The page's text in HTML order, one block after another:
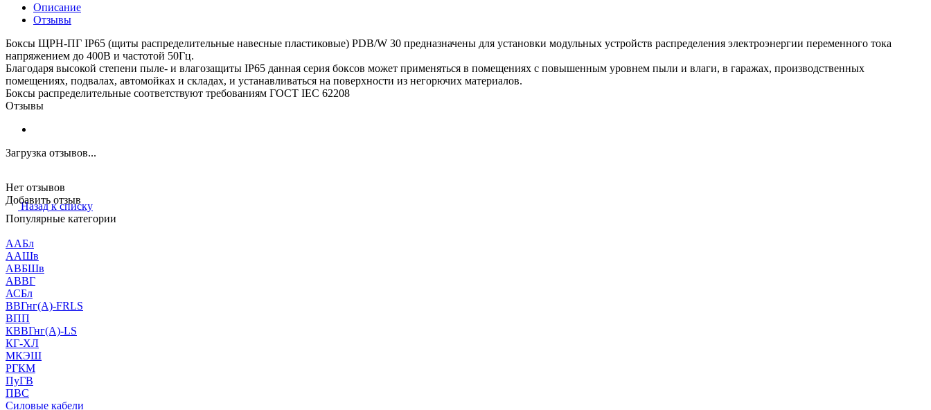
Описание
Отзывы
Боксы ЩРН-ПГ IP65 (щиты распределительные навесные пластиковые) PDB/W 30 предназначены для установки модульных устройств распределения электроэнергии переменного тока
напряжением до 400В и частотой 50Гц.
Благодаря высокой степени пыле- и влагозащиты IP65 данная серия боксов может применяться в помещениях с повышенным уровнем пыли и влаги, в гаражах, производственных
помещениях, подвалах, автомойках и складах, и устанавливаться на поверхности из негорючих материалов.
Боксы распределительные соответствуют требованиям ГОСТ IEC 62208
Отзывы
Загрузка отзывов...
Нет отзывов
Добавить отзыв
Назад к списку
Популярные категории
ААБл
ААШв
АВБШв
АВВГ
АСБл
ВВГнг(А)-FRLS
ВПП
КВВГнг(А)-LS
КГ-ХЛ
МКЭШ
РГКМ
ПуГВ
ПВС
Силовые кабели